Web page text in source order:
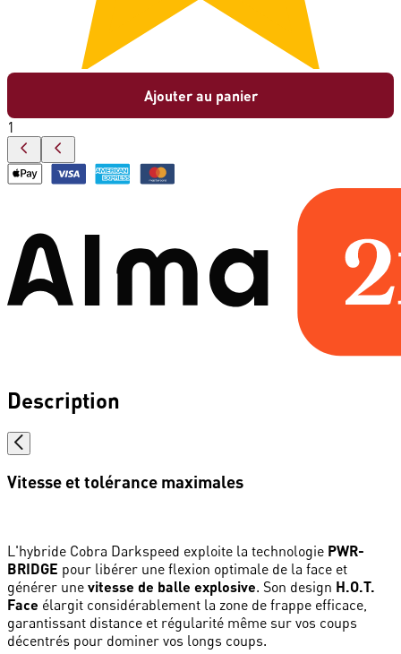
Ajouter au panier
1
Description
Vitesse et tolérance maximales
L'hybride Cobra Darkspeed exploite la technologie PWR-
BRIDGE pour libérer une flexion optimale de la face et
générer une vitesse de balle explosive. Son design H.O.T.
Face élargit considérablement la zone de frappe efficace,
garantissant distance et régularité même sur vos coups
décentrés pour dominer vos longs coups.